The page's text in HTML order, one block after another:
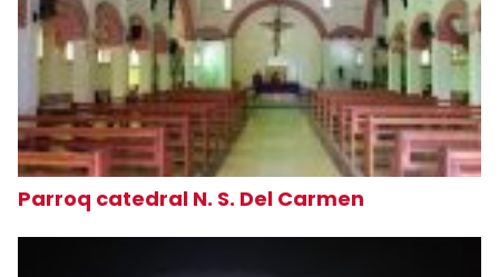
Parroq catedral N. S. Del Carmen